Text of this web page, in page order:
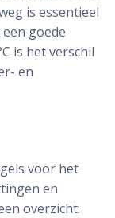
is essentieel
goede
is het verschil
en
voor het
en
overzicht: